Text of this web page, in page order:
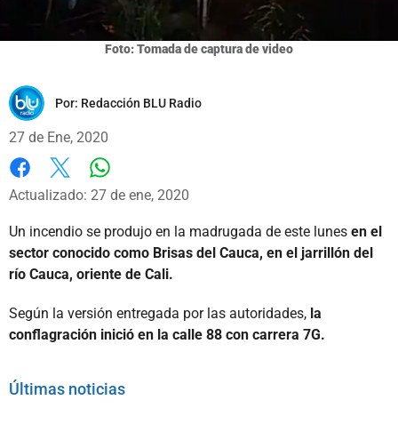
Foto: Tomada de captura de video
Por: Redacción BLU Radio
27 de Ene, 2020
Facebook
X
Actualizado: 27 de ene, 2020
Un incendio se produjo en la madrugada de este lunes en el
sector conocido como Brisas del Cauca, en el jarrillón del
río Cauca, oriente de Cali.
Según la versión entregada por las autoridades, la
conflagración inició en la calle 88 con carrera 7G.
Últimas noticias